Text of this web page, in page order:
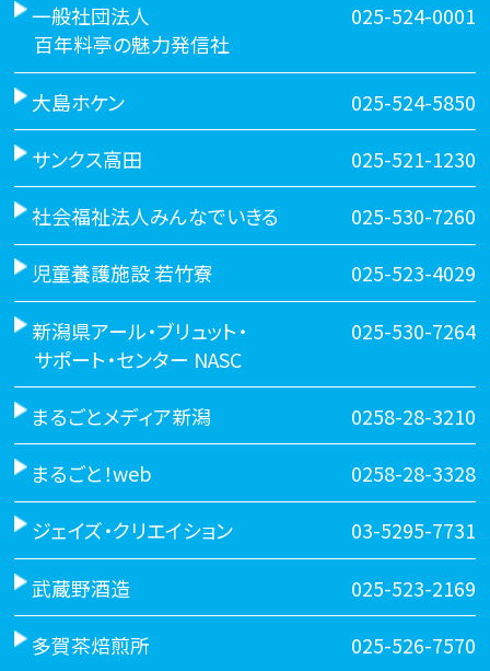
一般社団法人
百年料亭の魅力発信社
025-524-0001
大島ホケン 025-524-5850
サンクス高田 025-521-1230
社会福祉法人みんなでいきる 025-530-7260
児童養護施設 若竹寮 025-523-4029
新潟県アール・ブリュット・
サポート・センター NASC
025-530-7264
まるごとメディア新潟 0258-28-3210
まるごと！web 0258-28-3328
ジェイズ・クリエイション 03-5295-7731
武蔵野酒造 025-523-2169
多賀茶焙煎所 025-526-7570